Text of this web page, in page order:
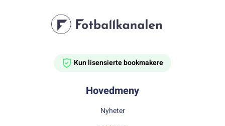
Kun lisensierte bookmakere
Hovedmeny
Nyheter